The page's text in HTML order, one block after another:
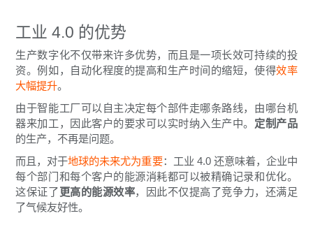
工业 4.0 的优势
生产数字化不仅带来许多优势，而且是一项长效可持续的投
资。例如，自动化程度的提高和生产时间的缩短，使得效率
大幅提升。
由于智能工厂可以自主决定每个部件走哪条路线，由哪台机
器来加工，因此客户的要求可以实时纳入生产中。 定制产品
的生产，不再是问题。
而且，对于地球的未来尤为重要：工业 4.0 还意味着，企业中
每个部门和每个客户的能源消耗都可以被精确记录和优化。
这保证了 更高的能源效率，因此不仅提高了竞争力，还满足
了气候友好性。